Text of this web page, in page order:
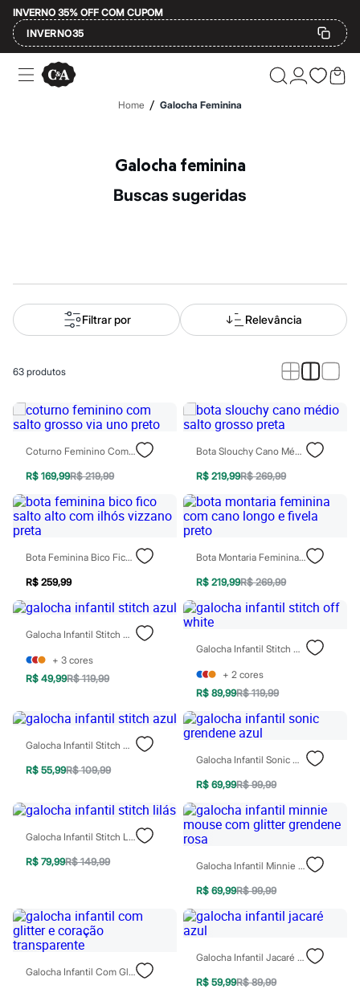
INVERNO 35% OFF COM CUPOM
INVERNO35
Ofertas
Compre por Departamento
Alfaiataria
Novidades
Roupas
Blusas e Camisetas
Casacos e Jaquetas
Macacões
Saias
Shorts e Bermudas
Vestidos
Bolsas
Bonés e Chapéus
Bijoux
Cintos
Óculos
Relógios
Calçados
Botas
Rasteirinhas
Sapatilhas
Tênis
Marcas
City
Mindset
Sawary
Yessica
Moda esportiva
Acessórios
Leggings
Tops
Moda íntima
Calcinhas
Pijamas
Sutiãs e Tops
Moda praia
Biquínis
Maiôs
Home / Galocha Feminina
Galocha feminina
buscas sugeridas
Filtrar por Relevância
63 produtos
Coturno Feminino Com Salto Grosso Via Uno Preto
R$ 169,99R$ 219,99
Bota Slouchy Cano Médio Salto Grosso Preta
R$ 219,99R$ 269,99
Bota Feminina Bico Fico Salto Alto Com Ilhós Vizzano Preta
R$ 259,99
Bota Montaria Feminina Com Cano Longo E Fivela Preto
R$ 219,99R$ 269,99
Galocha Infantil Stitch Azul
+ 3 cores
R$ 49,99R$ 119,99
Galocha Infantil Stitch Off White
+ 2 cores
R$ 89,99R$ 119,99
Galocha Infantil Stitch Azul
R$ 55,99R$ 109,99
Galocha Infantil Sonic Grendene Azul
R$ 69,99R$ 99,99
Galocha Infantil Stitch Lilás
R$ 79,99R$ 149,99 Galocha Infantil Minnie Mouse Com Glitter Grendene Rosa
R$ 69,99R$ 99,99
Galocha Infantil Com Glitter E Coração Transparente
Galocha Infantil Jacaré Azul
R$ 59,99R$ 89,99